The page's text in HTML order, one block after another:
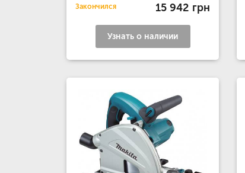
Закончился 15 942 грн
Узнать о наличии